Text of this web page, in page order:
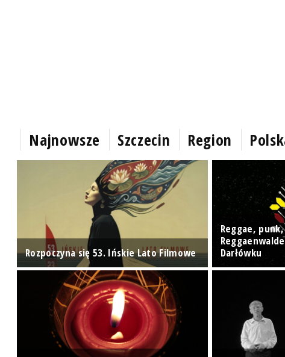
Najnowsze Szczecin Region
Rozpoczyna się 53. Ińskie Lato Filmowe
Reggae,
Darłówku